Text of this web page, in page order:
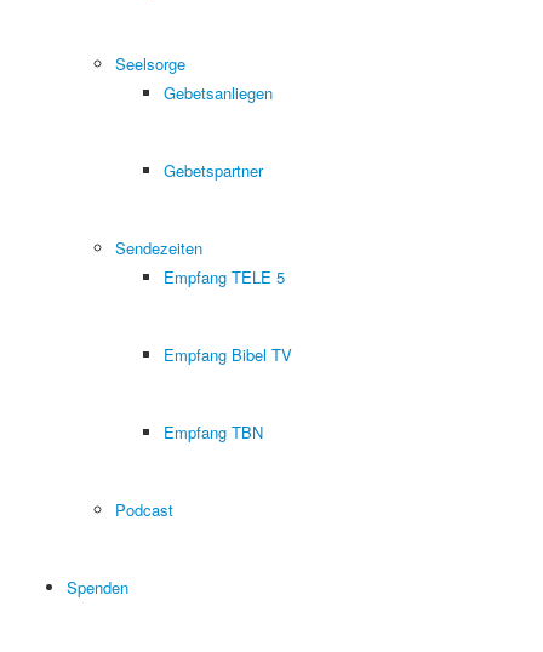
Seelsorge
Gebetsanliegen
Gebetspartner
Sendezeiten
Empfang TELE 5
Empfang Bibel TV
Empfang TBN
Podcast
Spenden